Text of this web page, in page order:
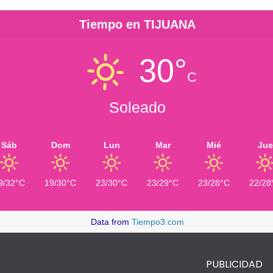
Tiempo en TIJUANA
30°C
Soleado
Sáb
32°C
Dom
19/30°C
Lun
23/30°C
Mar
23/29°C
Mié
23/28°C
Jue
22/
Data from Tiempo3.com
PUBLICIDAD